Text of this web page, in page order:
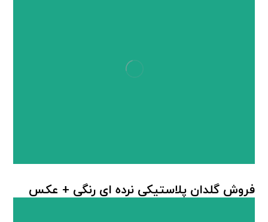
فروش گلدان پلاستیکی نرده ای رنگی + عکس